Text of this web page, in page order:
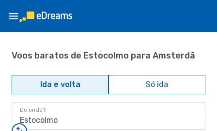
Voos baratos de Estocolmo para Amsterdã
Ida e volta Só ida
De onde?
Estocolmo